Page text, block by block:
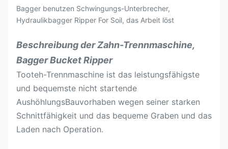
Bagger benutzen Schwingungs-Unterbrecher,
Hydraulikbagger Ripper For Soil, das Arbeit löst
Beschreibung der Zahn-Trennmaschine,
Bagger Bucket Ripper
Tooteh-Trennmaschine ist das leistungsfähigste
und bequemste nicht startende
AushöhlungsBauvorhaben wegen seiner starken
Schnittfähigkeit und das bequeme Graben und das
Laden nach Operation.